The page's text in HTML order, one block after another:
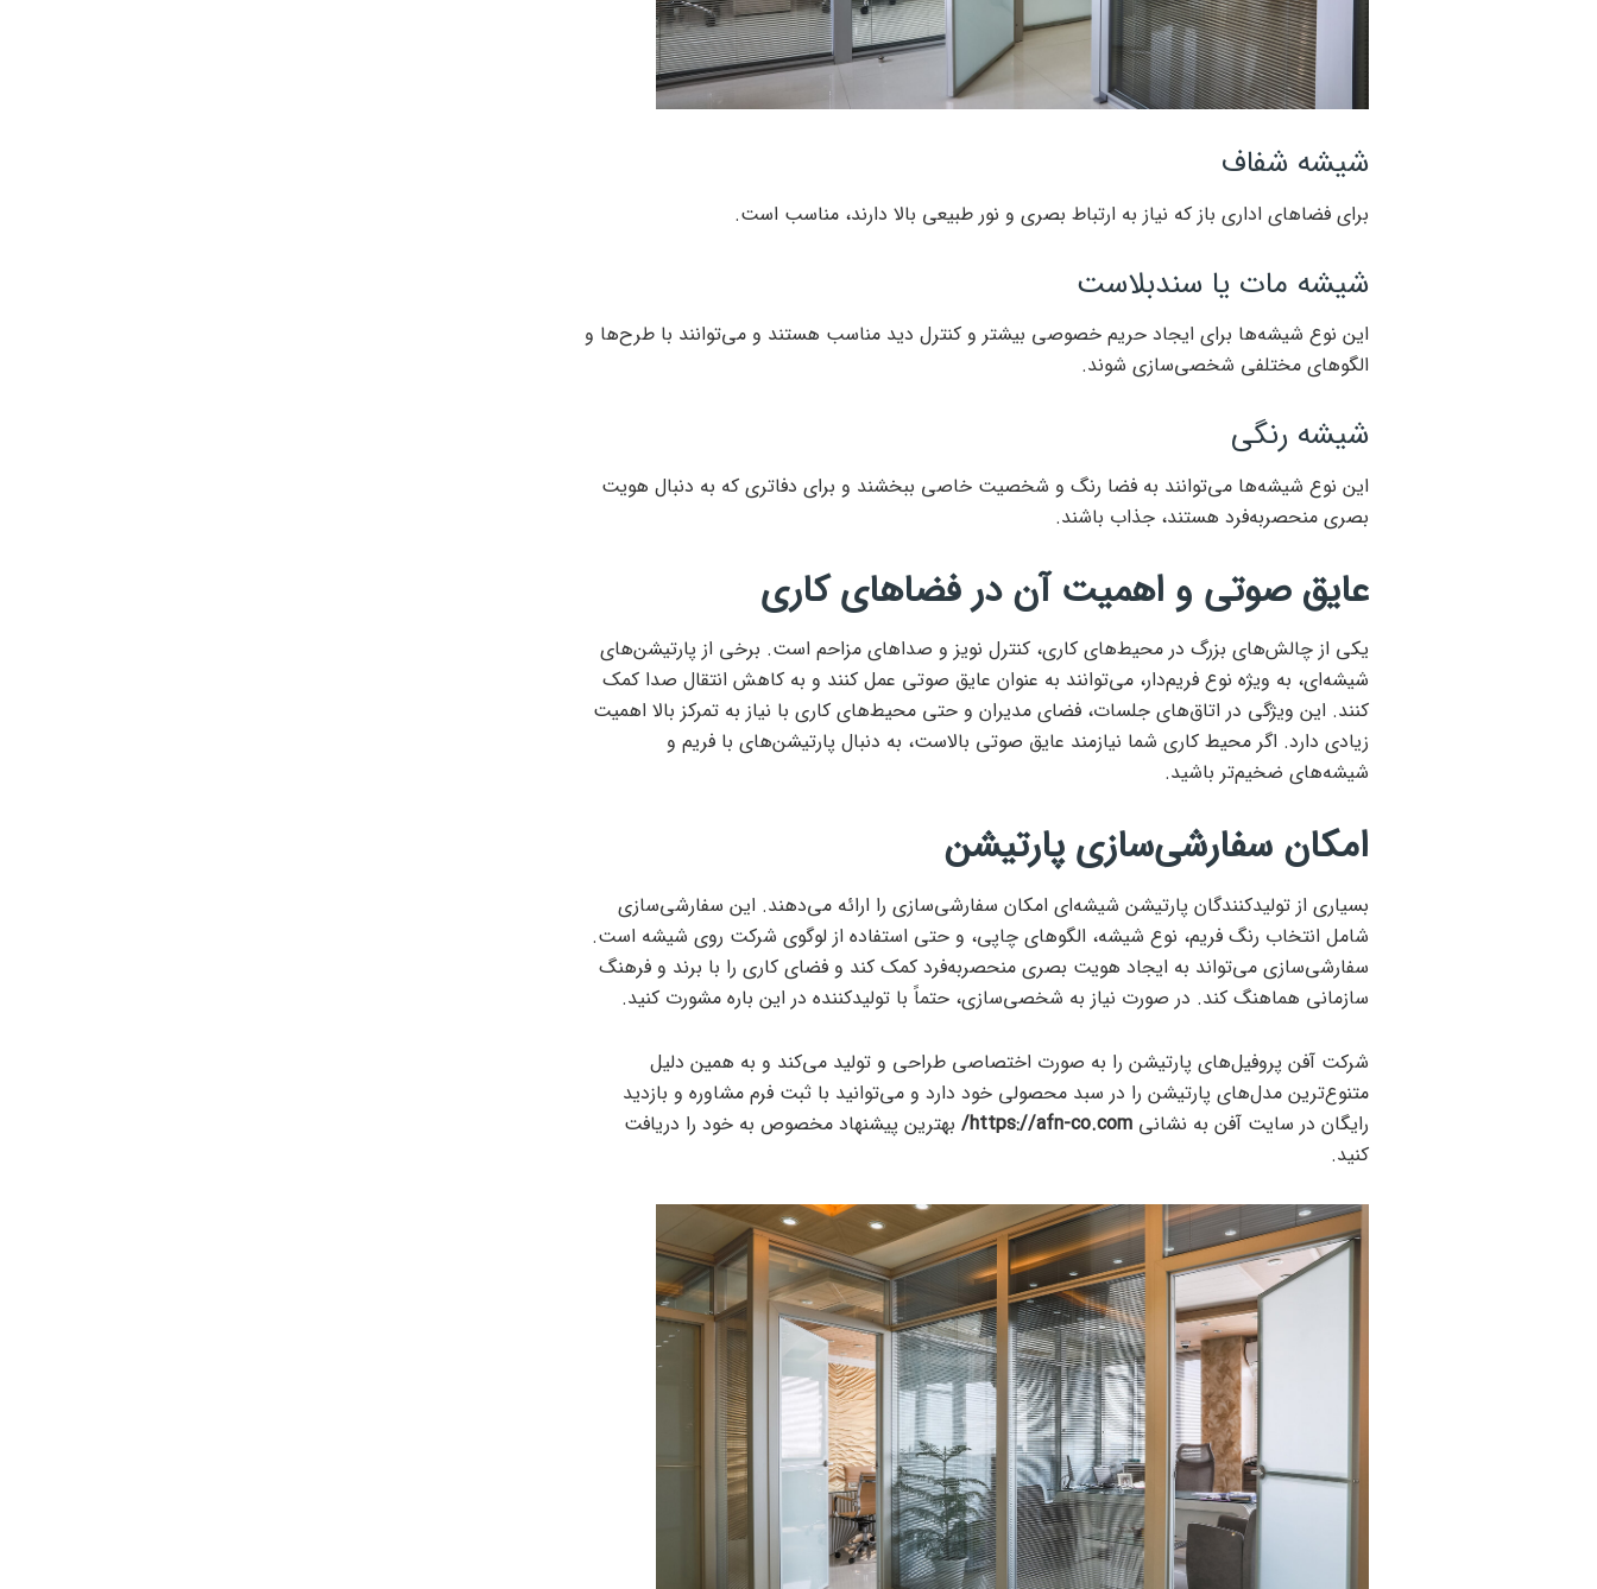
شیشه شفاف
برای فضاهای اداری باز که نیاز به ارتباط بصری و نور طبیعی بالا دارند، مناسب است.
شیشه مات یا سندبلاست
این نوع شیشه‌ها برای ایجاد حریم خصوصی بیشتر و کنترل دید مناسب هستند و می‌توانند با طرح‌ها و
الگوهای مختلفی شخصی‌سازی شوند.
شیشه رنگی
این نوع شیشه‌ها می‌توانند به فضا رنگ و شخصیت خاصی ببخشند و برای دفاتری که به دنبال هویت
بصری منحصربه‌فرد هستند، جذاب باشند.
عایق صوتی و اهمیت آن در فضاهای کاری
یکی از چالش‌های بزرگ در محیط‌های کاری، کنترل نویز و صداهای مزاحم است. برخی از پارتیشن‌های
شیشه‌ای، به ویژه نوع فریم‌دار، می‌توانند به عنوان عایق صوتی عمل کنند و به کاهش انتقال صدا کمک
کنند. این ویژگی در اتاق‌های جلسات، فضای مدیران و حتی محیط‌های کاری با نیاز به تمرکز بالا اهمیت
زیادی دارد. اگر محیط کاری شما نیازمند عایق صوتی بالاست، به دنبال پارتیشن‌های با فریم و
شیشه‌های ضخیم‌تر باشید.
امکان سفارشی‌سازی پارتیشن
بسیاری از تولیدکنندگان پارتیشن شیشه‌ای امکان سفارشی‌سازی را ارائه می‌دهند. این سفارشی‌سازی
شامل انتخاب رنگ فریم، نوع شیشه، الگوهای چاپی، و حتی استفاده از لوگوی شرکت روی شیشه است.
سفارشی‌سازی می‌تواند به ایجاد هویت بصری منحصربه‌فرد کمک کند و فضای کاری را با برند و فرهنگ
سازمانی هماهنگ کند. در صورت نیاز به شخصی‌سازی، حتماً با تولیدکننده در این باره مشورت کنید.
شرکت آفن پروفیل‌های پارتیشن را به صورت اختصاصی طراحی و تولید می‌کند و به همین دلیل
متنوع‌ترین مدل‌های پارتیشن را در سبد محصولی خود دارد و می‌توانید با ثبت فرم مشاوره و بازدید
رایگان در سایت آفن به نشانی
بهترین پیشنهاد مخصوص به خود را دریافت
کنید.